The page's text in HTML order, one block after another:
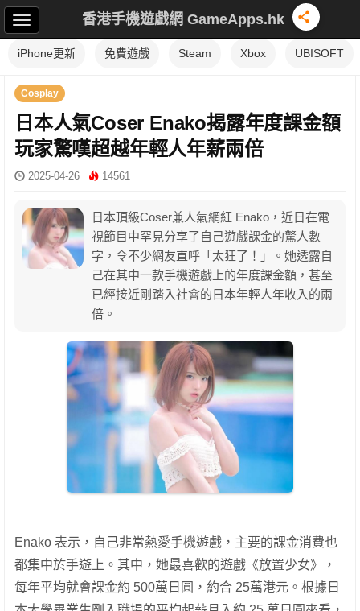
香港手機遊戲網 GameApps.hk
iPhone更新 免費遊戲 Steam Xbox UBISOFT
Cosplay
日本人氣Coser Enako揭露年度課金額
玩家驚嘆超越年輕人年薪兩倍
2025-04-26 14561
日本頂級Coser兼人氣網紅 Enako，近日在電
視節目中罕見分享了自己遊戲課金的驚人數
字，令不少網友直呼「太狂了！」。她透露自
己在其中一款手機遊戲上的年度課金額，甚至
已經接近剛踏入社會的日本年輕人年收入的兩
倍。
Enako 表示，自己非常熱愛手機遊戲，主要的課金消費也
都集中於手遊上。其中，她最喜歡的遊戲《放置少女》，
每年平均就會課金約 500萬日圓，約合 25萬港元。根據日